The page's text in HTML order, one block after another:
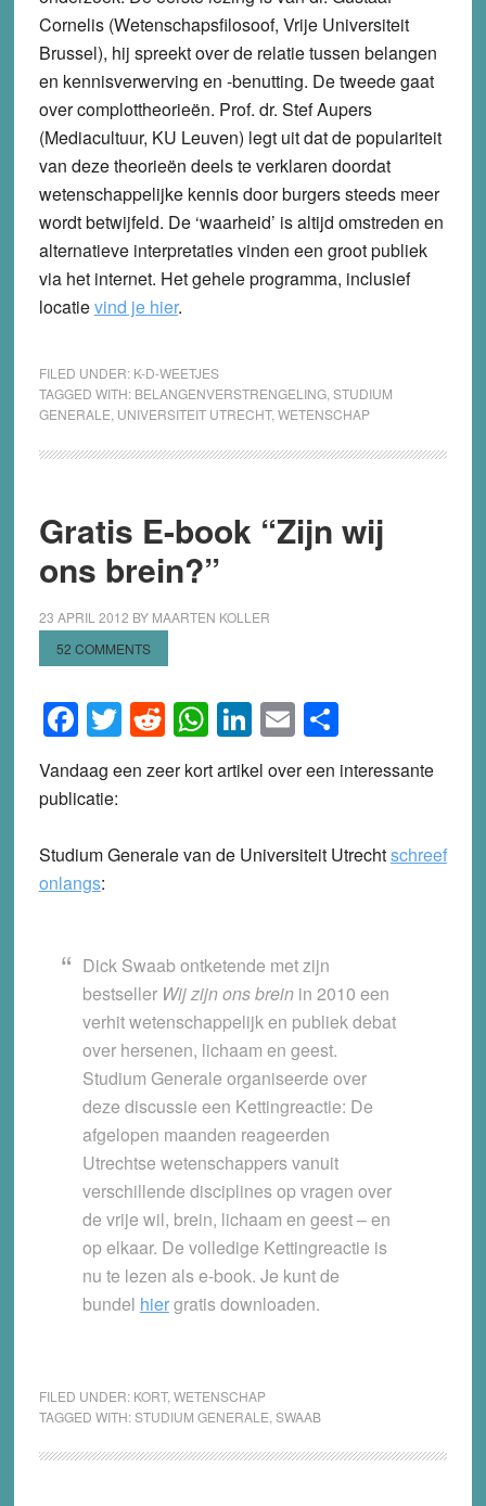
Cornelis (Wetenschapsfilosoof, Vrije Universiteit
Brussel), hij spreekt over de relatie tussen belangen
en kennisverwerving en -benutting. De tweede gaat
over complottheorieën. Prof. dr. Stef Aupers
(Mediacultuur, KU Leuven) legt uit dat de populariteit
van deze theorieën deels te verklaren doordat
wetenschappelijke kennis door burgers steeds meer
wordt betwijfeld. De ‘waarheid’ is altijd omstreden en
alternatieve interpretaties vinden een groot publiek
via het internet. Het gehele programma, inclusief
locatievind je hier.
FILED UNDER: K-D-WEETJES
TAGGED WITH: BELANGENVERSTRENGELING, STUDIUM
GENERALE UNIVERSITEIT UTRECHT, WETENSCHAP
Gratis E-book “Zijn wij
ons brein?”
23 APRIL 2012 BY MAARTEN KOLLER
52 COMMENTS
Facebook
Twitter
Reddit
WhatsApp
LinkedIn
EmailShare
Vandaag een zeer kort artikel over een interessante
publicatie:
Studium Generale van de Universiteit Utrechtschreef
onlangs:
Dick Swaab ontketende met zijn
bestseller Wij zijn ons breinin 2010 een
verhit wetenschappelijk en publiek debat
over hersenen, lichaam en geest.
Studium Generale organiseerde over
deze discussie een Kettingreactie: De
afgelopen maanden reageerden
Utrechtse wetenschappers vanuit
verschillende disciplines op vragen over
de vrije wil, brein, lichaam en geest – en
op elkaar. De volledige Kettingreactie is
nu te lezen als e-book. Je kunt de
bundel hiergratis downloaden.
FILED UNDER: KORT,WETENSCHAP
TAGGED WITH:STUDIUM GENERALE,SWAAB